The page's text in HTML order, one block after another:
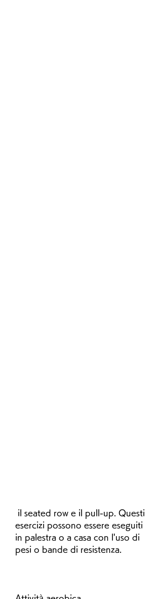
esercizi possono essere eseguiti
in palestra o a casa con l'uso di
pesi o bande di resistenza.